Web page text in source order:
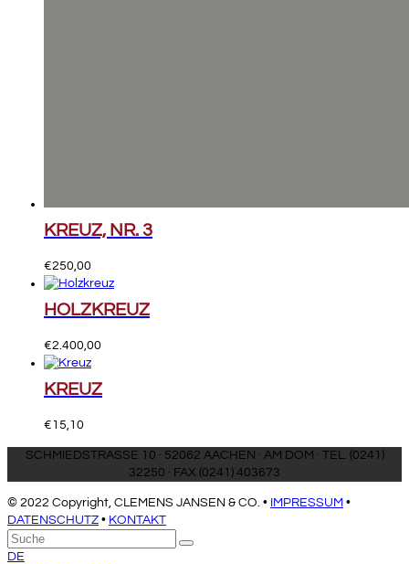
KREUZ, NR. 3
€250,00
HOLZKREUZ
€2.400,00
KREUZ
€15,10
SCHMIEDSTRASSE 10 · 52062 AACHEN · AM DOM · TEL. (0241)
32250 · FAX (0241) 403673
© 2022 Copyright, CLEMENS JANSEN & CO. • IMPRESSUM •
DATENSCHUTZ • KONTAKT
An
den
Suche
Senden
DE